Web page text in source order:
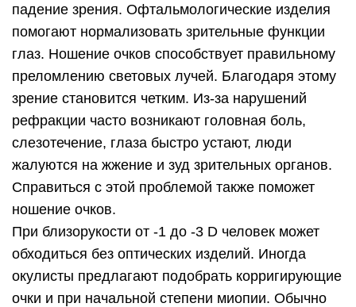
падение зрения. Офтальмологические изделия
помогают нормализовать зрительные функции
глаз. Ношение очков способствует правильному
преломлению световых лучей. Благодаря этому
зрение становится четким. Из-за нарушений
рефракции часто возникают головная боль,
слезотечение, глаза быстро устают, люди
жалуются на жжение и зуд зрительных органов.
Справиться с этой проблемой также поможет
ношение очков.
При близорукости от -1 до -3 D человек может
обходиться без оптических изделий. Иногда
окулисты предлагают подобрать корригирующие
очки и при начальной степени миопии. Обычно